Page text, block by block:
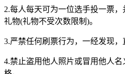
2.每人每天可为一位选手投一票
礼物(礼物不受次数限制)。
3.严禁任何刷票行为，一经发现，
4.禁止盗用他人照片或冒用他人